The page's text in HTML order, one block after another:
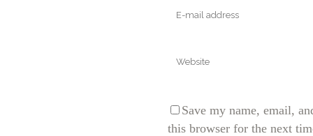
Save my name, email,
this browser for the next